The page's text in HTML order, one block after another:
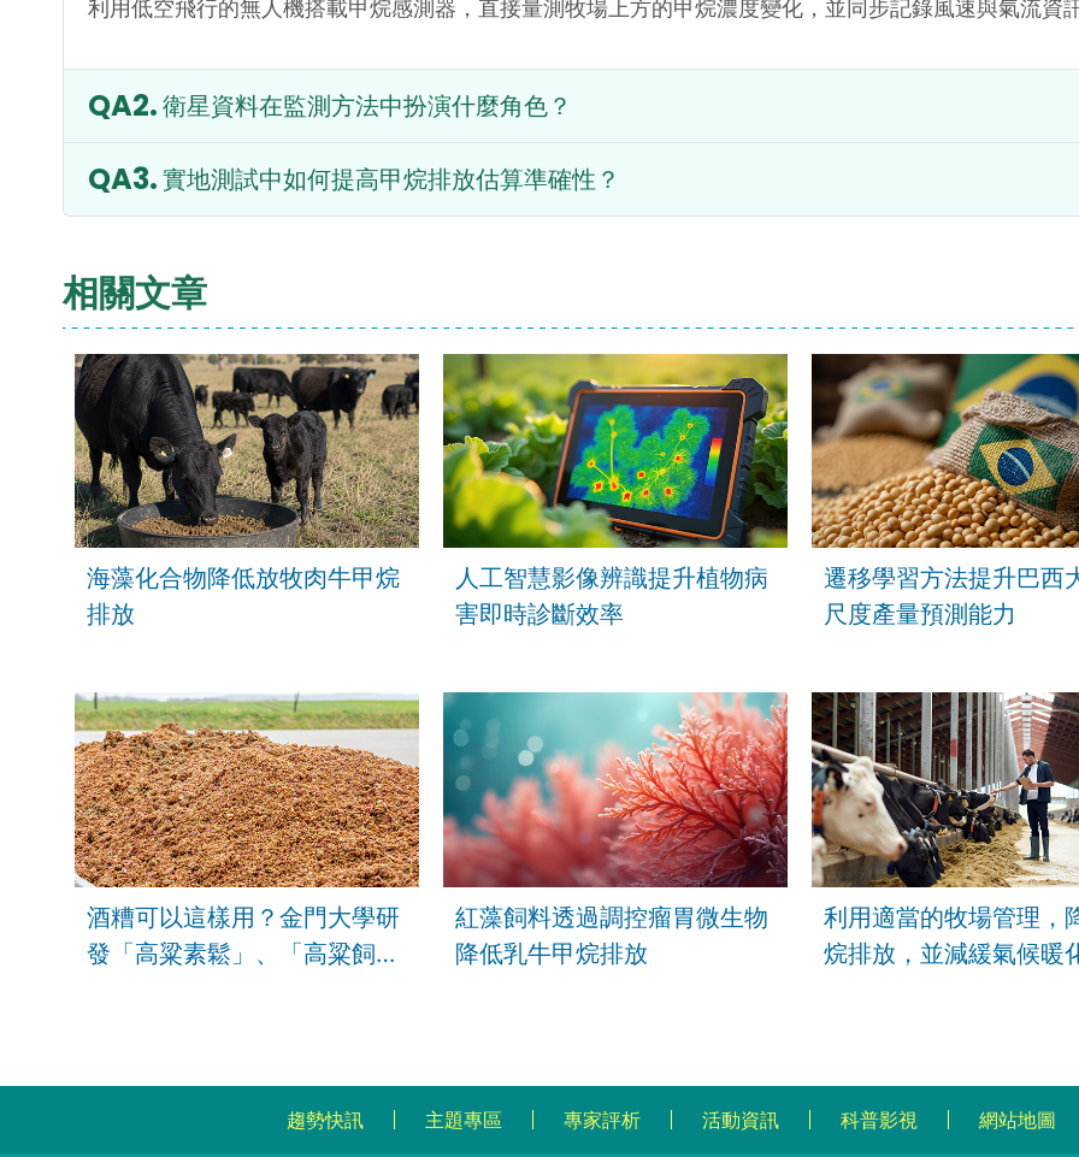
利用低空飛行的無人機搭載甲烷感測器，直接量測牧場上方的甲烷濃度變化，並同步記錄風速與氣流資
衛星資料在監測方法中扮演什麼角色？
實地測試中如何提高甲烷排放估算準確性？
相關文章
海藻化合物降低放牧肉牛甲烷
排放
人工智慧影像辨識提升植物病
害即時診斷效率
遷移學習方法提升巴西
尺度產量預測能力
酒糟可以這樣用？金門大學研
發「高粱素鬆」、「高粱飼
紅藻飼料透過調控瘤胃微生物
降低乳牛甲烷排放
利用適當的牧場管理，
烷排放，並減緩氣候暖
趨勢快訊 主題專區 專家評析 活動資訊 科普影視 網站地圖